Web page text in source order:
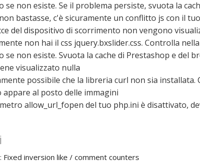
se non esiste. Se il problema persiste, svuota la
bastasse, c'è sicuramente un conflitto js con il
del dispositivo di scorrimento non vengono
non hai il css jquery.bxslider.css. Controlla
se non esiste. Svuota la cache di Prestashop e del
visualizzato nulla
possibile che la libreria curl non sia
appare al posto delle immagini
allow_url_fopen del tuo php.ini è disattivato,
Fixed inversion like / comment counters